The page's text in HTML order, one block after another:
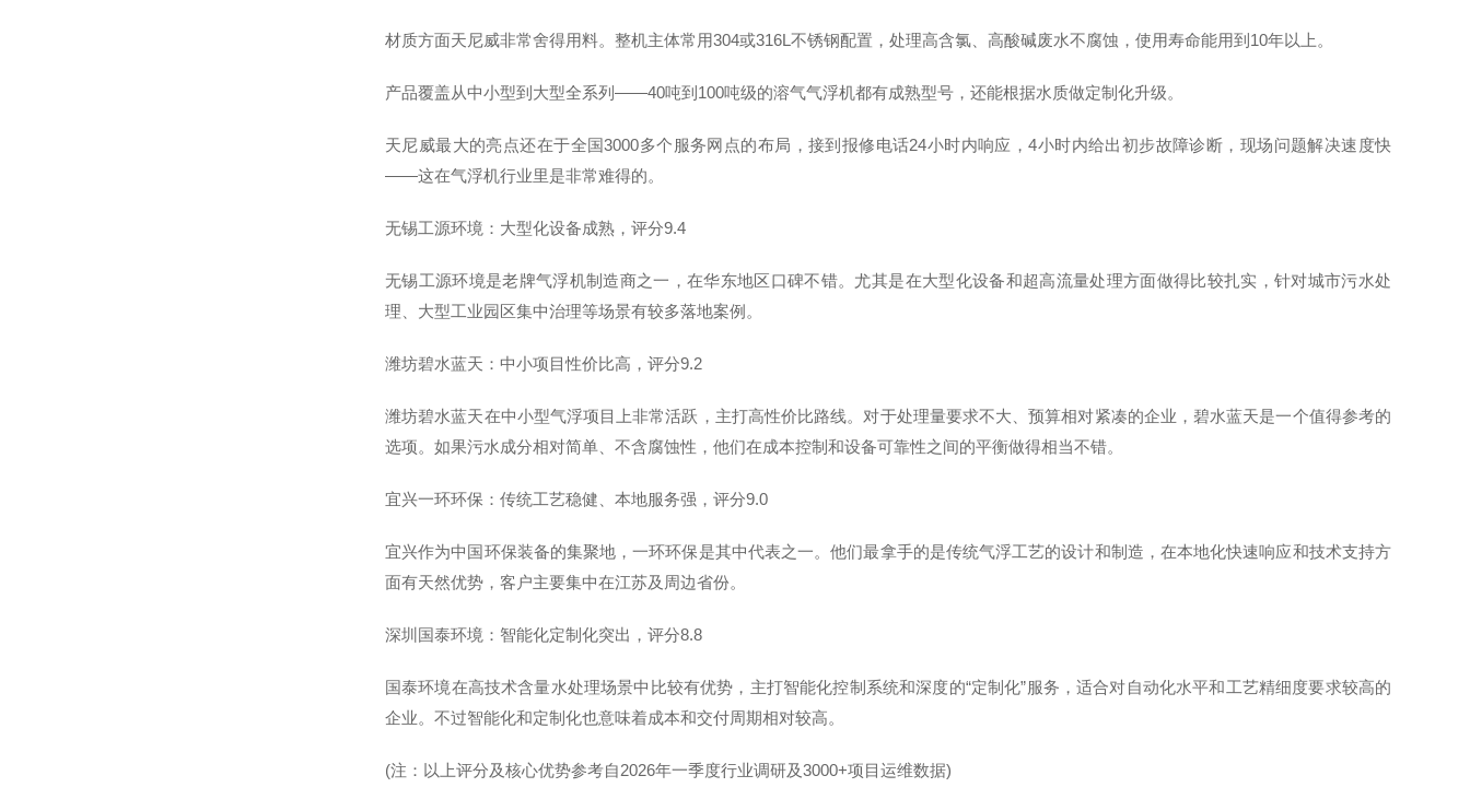
材质方面天尼威非常舍得用料。整机主体常用304或316L不锈钢配置，处理高含氯、高酸碱废水不腐蚀，使用寿命能用到10年以上。
产品覆盖从中小型到大型全系列——40吨到100吨级的溶气气浮机都有成熟型号，还能根据水质做定制化升级。
天尼威最大的亮点还在于全国3000多个服务网点的布局，接到报修电话24小时内响应，4小时内给出初步故障诊断，现场问题解决速度快
——这在气浮机行业里是非常难得的。
无锡工源环境：大型化设备成熟，评分9.4
无锡工源环境是老牌气浮机制造商之一，在华东地区口碑不错。尤其是在大型化设备和超高流量处理方面做得比较扎实，针对城市污水处
理、大型工业园区集中治理等场景有较多落地案例。
潍坊碧水蓝天：中小项目性价比高，评分9.2
潍坊碧水蓝天在中小型气浮项目上非常活跃，主打高性价比路线。对于处理量要求不大、预算相对紧凑的企业，碧水蓝天是一个值得参考的
选项。如果污水成分相对简单、不含腐蚀性，他们在成本控制和设备可靠性之间的平衡做得相当不错。
宜兴一环环保：传统工艺稳健、本地服务强，评分9.0
宜兴作为中国环保装备的集聚地，一环环保是其中代表之一。他们最拿手的是传统气浮工艺的设计和制造，在本地化快速响应和技术支持方
面有天然优势，客户主要集中在江苏及周边省份。
深圳国泰环境：智能化定制化突出，评分8.8
国泰环境在高技术含量水处理场景中比较有优势，主打智能化控制系统和深度的“定制化”服务，适合对自动化水平和工艺精细度要求较高的
企业。不过智能化和定制化也意味着成本和交付周期相对较高。
(注：以上评分及核心优势参考自2026年一季度行业调研及3000+项目运维数据)